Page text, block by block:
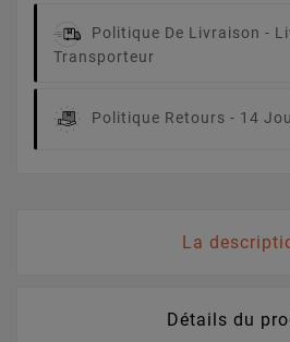
Politique De Livraison -
Transporteur
Politique Retours - 14
La
Détails du